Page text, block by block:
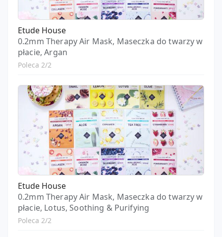
Etude House
0.2mm Therapy Air Mask, Maseczka do twarzy w
płacie, Argan
Poleca 2/2
Etude House
0.2mm Therapy Air Mask, Maseczka do twarzy w
płacie, Lotus, Soothing & Purifying
Poleca 2/2